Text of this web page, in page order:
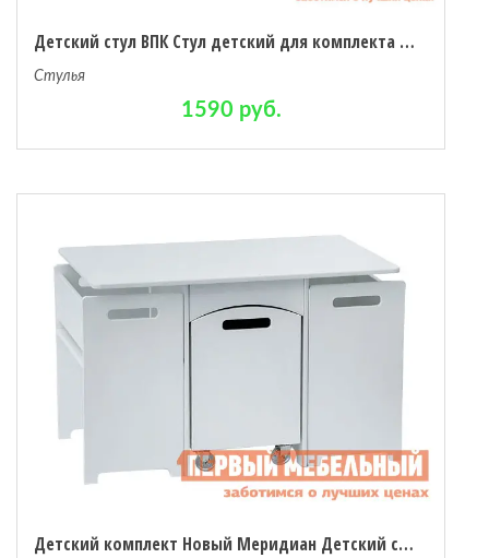
Детский стул ВПК Стул детский для комплекта детской мебели Polini kids Simple 105 S
Стулья
1590 руб.
Детский комплект Новый Меридиан Детский столик + 2 стула + ящик для игрушек